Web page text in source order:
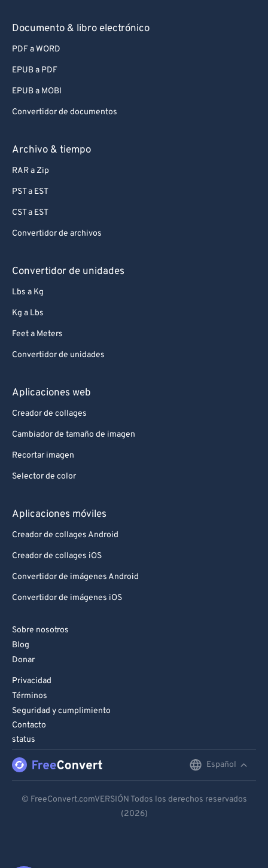
Documento & libro electrónico
PDF a WORD
EPUB a PDF
EPUB a MOBI
Convertidor de documentos
Archivo & tiempo
RAR a Zip
PST a EST
CST a EST
Convertidor de archivos
Convertidor de unidades
Lbs a Kg
Kg a Lbs
Feet a Meters
Convertidor de unidades
Aplicaciones web
Creador de collages
Cambiador de tamaño de imagen
Recortar imagen
Selector de color
Aplicaciones móviles
Creador de collages Android
Creador de collages iOS
Convertidor de imágenes Android
Convertidor de imágenes iOS
Sobre nosotros
Blog
Donar
Privacidad
Términos
Seguridad y cumplimiento
Contacto
status
Español
Español
© FreeConvert.comVERSIÓN Todos los derechos reservados
(2026)